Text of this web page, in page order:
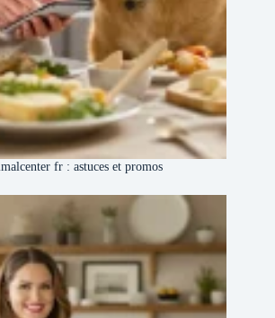
fr : astuces et promos